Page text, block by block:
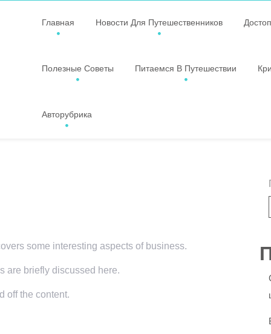
Главная Новости Для Путешественников
Полезные Советы Питаемся В Путешествии
Авторубрика
some interesting aspects of business.
are briefly discussed here.
off the content.